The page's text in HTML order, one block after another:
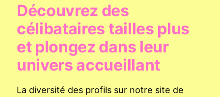
Découvrez des
célibataires tailles plus
et plongez dans leur
univers accueillant
La diversité des profils sur notre site de